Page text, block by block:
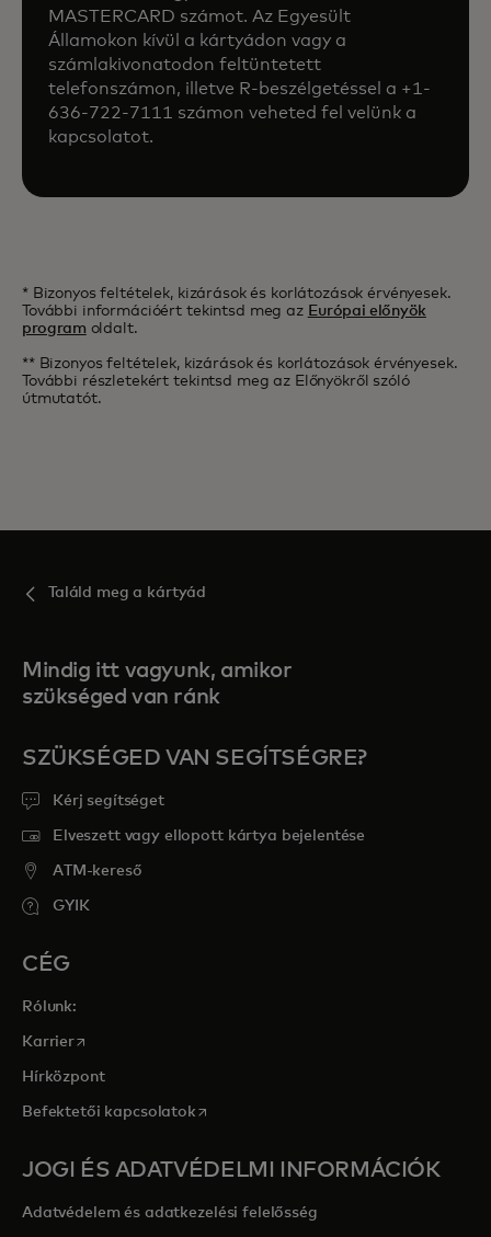
MASTERCARD számot. Az Egyesült
Államokon kívül a kártyádon vagy a
számlakivonatodon feltüntetett
telefonszámon, illetve R-beszélgetéssel a +1-
636-722-7111 számon veheted fel velünk a
kapcsolatot.
* Bizonyos feltételek, kizárások és korlátozások érvényesek.
További információért tekintsd meg az Európai előnyök
program oldalt.
** Bizonyos feltételek, kizárások és korlátozások érvényesek.
További részletekért tekintsd meg az Előnyökről szóló
útmutatót.
Találd meg a kártyád
Mindig itt vagyunk, amikor
szükséged van ránk
SZÜKSÉGED VAN SEGÍTSÉGRE?
Kérj segítséget
Elveszett vagy ellopott kártya bejelentése
ATM-kereső
GYIK
CÉG
Rólunk:
Karrieropens in a new tab
Hírközpont
Befektetői kapcsolatokopens in a new tab
JOGI ÉS ADATVÉDELMI INFORMÁCIÓK
Adatvédelem és adatkezelési felelősség